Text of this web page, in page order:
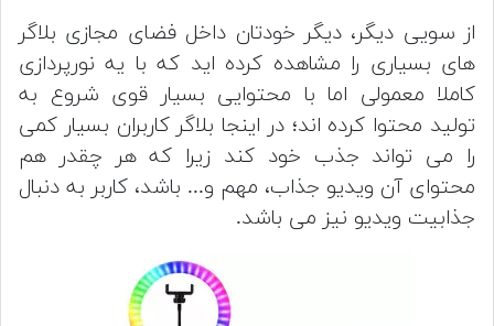
از سویی دیگر، دیگر خودتان داخل فضای مجازی بلاگر
های بسیاری را مشاهده کرده اید که با یه نورپردازی
کاملا معمولی اما با محتوایی بسیار قوی شروع به
تولید محتوا کرده اند؛ در اینجا بلاگر کاربران بسیار کمی
را می تواند جذب خود کند زیرا که هر چقدر هم
محتوای آن ویدیو جذاب، مهم و... باشد، کاربر به دنبال
جذابیت ویدیو نیز می باشد.